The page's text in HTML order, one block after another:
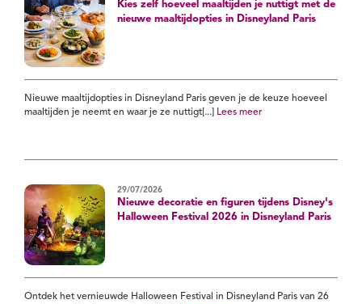
Kies zelf hoeveel maaltijden je nuttigt met de
nieuwe maaltijdopties in Disneyland Paris
Nieuwe maaltijdopties in Disneyland Paris geven je de keuze hoeveel
maaltijden je neemt en waar je ze nuttigt[...]
Lees meer
29/07/2026
Nieuwe decoratie en figuren tijdens Disney's
Halloween Festival 2026 in Disneyland Paris
Ontdek het vernieuwde Halloween Festival in Disneyland Paris van 26